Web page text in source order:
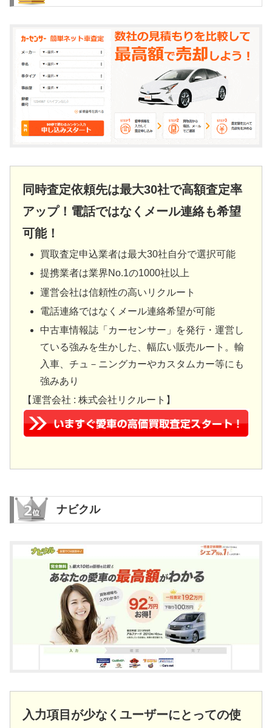
同時査定依頼先は最大30社で高額査定率
アップ！電話ではなくメール連絡も希望
可能！
買取査定申込業者は最大30社自分で選択可能
提携業者は業界No.1の1000社以上
運営会社は信頼性の高いリクルート
電話連絡ではなくメール連絡希望が可能
中古車情報誌「カーセンサー」を発行・運営し
ている強みを生かした、幅広い販売ルート。輸
入車、チュ－ニングカーやカスタムカー等にも
強みあり
【運営会社 : 株式会社リクルート】
ナビクル
入力項目が少なくユーザーにとっての使